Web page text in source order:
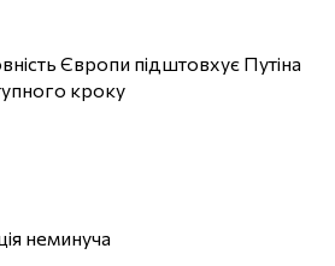
кроку
неминуча